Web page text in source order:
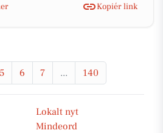
Kopiér link
5 6 7 ... 140
Lokalt nyt
Mindeord